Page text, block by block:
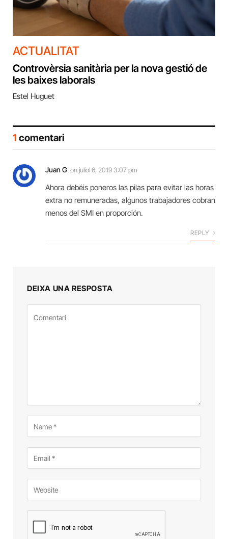
ACTUALITAT
Controvèrsia sanitària per la nova gestió de
les baixes laborals
Estel Huguet
1 comentari
Juan G onjuliol 6, 2019 3:07 pm
Ahora debéis poneros las pilas para evitar las horas
extra no remuneradas, algunos trabajadores cobran
menos del SMI en proporción.
REPLY
DEIXA UNA RESPOSTA